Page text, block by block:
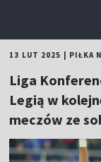
13 LUT 2025 PIŁKA
Liga
Legią w
meczów ze